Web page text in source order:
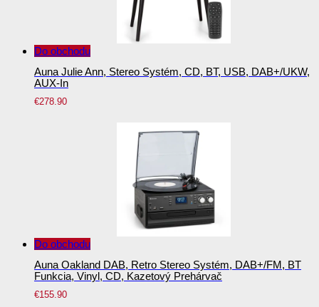
Do obchodu
Auna Julie Ann, Stereo Systém, CD, BT, USB, DAB+/UKW,
AUX-In
€278.90
Do obchodu
Auna Oakland DAB, Retro Stereo Systém, DAB+/FM, BT
Funkcia, Vinyl, CD, Kazetový Prehárvač
€155.90